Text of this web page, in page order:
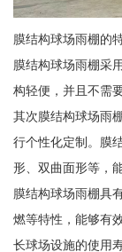
膜结构球场雨棚的
膜结构球场雨棚采
构轻便，并且不需
其次膜结构球场雨
行个性化定制。膜
形、双曲面形等，
膜结构球场雨棚具
燃等特性，能够有
长球场设施的使用寿